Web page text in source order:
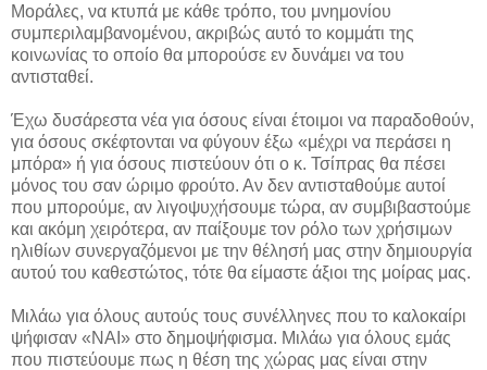
Μοράλες, να κτυπά με κάθε τρόπο, του μνημονίου
συμπεριλαμβανομένου, ακριβώς αυτό το κομμάτι της
κοινωνίας το οποίο θα μπορούσε εν δυνάμει να του
αντισταθεί.
Έχω δυσάρεστα νέα για όσους είναι έτοιμοι να παραδοθούν,
για όσους σκέφτονται να φύγουν έξω «μέχρι να περάσει η
μπόρα» ή για όσους πιστεύουν ότι ο κ. Τσίπρας θα πέσει
μόνος του σαν ώριμο φρούτο. Αν δεν αντισταθούμε αυτοί
που μπορούμε, αν λιγοψυχήσουμε τώρα, αν συμβιβαστούμε
και ακόμη χειρότερα, αν παίξουμε τον ρόλο των χρήσιμων
ηλιθίων συνεργαζόμενοι με την θέλησή μας στην δημιουργία
αυτού του καθεστώτος, τότε θα είμαστε άξιοι της μοίρας μας.
Μιλάω για όλους αυτούς τους συνέλληνες που το καλοκαίρι
ψήφισαν «ΝΑΙ» στο δημοψήφισμα. Μιλάω για όλους εμάς
που πιστεύουμε πως η θέση της χώρας μας είναι στην